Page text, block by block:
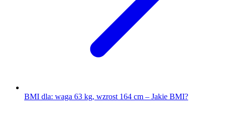
BMI dla: waga 63 kg, wzrost 164 cm – Jakie BMI?